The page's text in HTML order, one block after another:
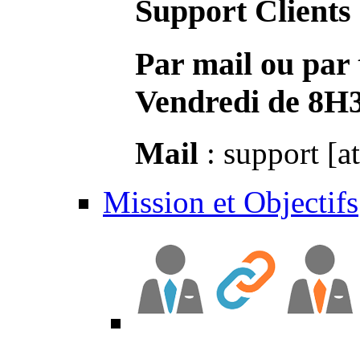
Support Clients
Par mail ou par
Vendredi de
Mail : support
Mission et Objectifs